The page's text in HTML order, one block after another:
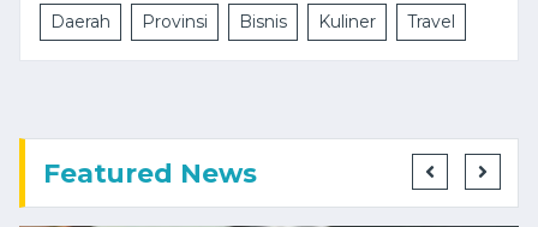
Daerah Provinsi Bisnis Kuliner Travel
Featured News